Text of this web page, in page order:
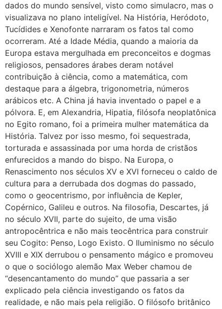
dados do mundo sensível, visto como simulacro, mas o
visualizava no plano inteligível. Na História, Heródoto,
Tucídides e Xenofonte narraram os fatos tal como
ocorreram. Até a Idade Média, quando a maioria da
Europa estava mergulhada em preconceitos e dogmas
religiosos, pensadores árabes deram notável
contribuição à ciência, como a matemática, com
destaque para a álgebra, trigonometria, números
arábicos etc. A China já havia inventado o papel e a
pólvora. E, em Alexandria, Hipatia, filósofa neoplatônica
no Egito romano, foi a primeira mulher matemática da
História. Talvez por isso mesmo, foi sequestrada,
torturada e assassinada por uma horda de cristãos
enfurecidos a mando do bispo. Na Europa, o
Renascimento nos séculos XV e XVI forneceu o caldo de
cultura para a derrubada dos dogmas do passado,
como o geocentrismo, por influência de Kepler,
Copérnico, Galileu e outros. Na filosofia, Descartes, já
no século XVII, parte do sujeito, de uma visão
antropocêntrica e não mais teocêntrica para construir
seu Cogito: Penso, Logo Existo. O Iluminismo no século
XVIII e XIX derrubou o pensamento mágico e promoveu
o que o sociólogo alemão Max Weber chamou de
“desencantamento do mundo” que passaria a ser
explicado pela ciência investigando os fatos da
realidade, e não mais pela religião. O filósofo britânico